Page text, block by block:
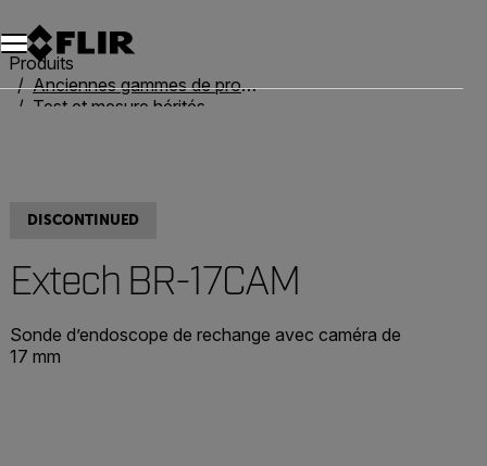
Unread messages
Modèle
Supprimer
articles
article
Ajouter au panier
Ajouté au panier
Produits
Anciennes gammes de produits
Test et mesure hérités
DISCONTINUED
Extech BR-17CAM
Sonde d’endoscope de rechange avec caméra de
17 mm